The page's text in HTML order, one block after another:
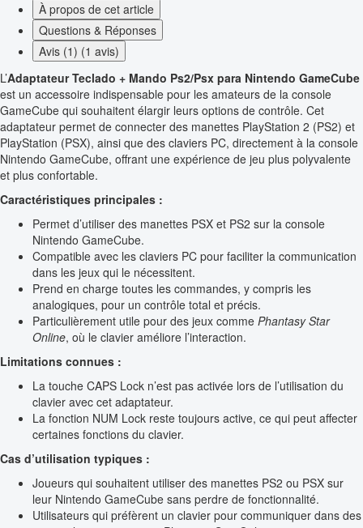
À propos de cet article
Questions & Réponses
Avis (1) (1 avis)
L’Adaptateur Teclado + Mando Ps2/Psx para Nintendo GameCube
est un accessoire indispensable pour les amateurs de la console
GameCube qui souhaitent élargir leurs options de contrôle. Cet
adaptateur permet de connecter des manettes PlayStation 2 (PS2) et
PlayStation (PSX), ainsi que des claviers PC, directement à la console
Nintendo GameCube, offrant une expérience de jeu plus polyvalente
et plus confortable.
Caractéristiques principales :
Permet d’utiliser des manettes PSX et PS2 sur la console
Nintendo GameCube.
Compatible avec les claviers PC pour faciliter la communication
dans les jeux qui le nécessitent.
Prend en charge toutes les commandes, y compris les
analogiques, pour un contrôle total et précis.
Particulièrement utile pour des jeux comme Phantasy Star
Online, où le clavier améliore l’interaction.
Limitations connues :
La touche CAPS Lock n’est pas activée lors de l’utilisation du
clavier avec cet adaptateur.
La fonction NUM Lock reste toujours active, ce qui peut affecter
certaines fonctions du clavier.
Cas d’utilisation typiques :
Joueurs qui souhaitent utiliser des manettes PS2 ou PSX sur
leur Nintendo GameCube sans perdre de fonctionnalité.
Utilisateurs qui préfèrent un clavier pour communiquer dans des